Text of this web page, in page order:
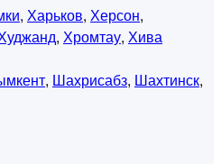
, Харьков, Херсон,
, Хромтау, Хива
, Шахрисабз, Шахтинск,